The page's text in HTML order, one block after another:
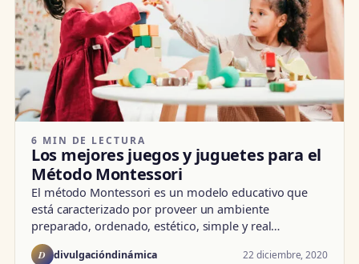
6 MIN DE LECTURA
Los mejores juegos y juguetes para el
Método Montessori
El método Montessori es un modelo educativo que
está caracterizado por proveer un ambiente
preparado, ordenado, estético, simple y real…
D divulgacióndinámica 22 diciembre, 2020